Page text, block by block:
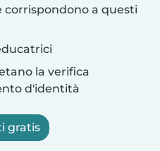
corrispondono a questi
la verifica
d'identità
gratis